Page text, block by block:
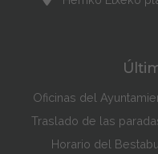
Oficinas del
Traslado de las
Horario del